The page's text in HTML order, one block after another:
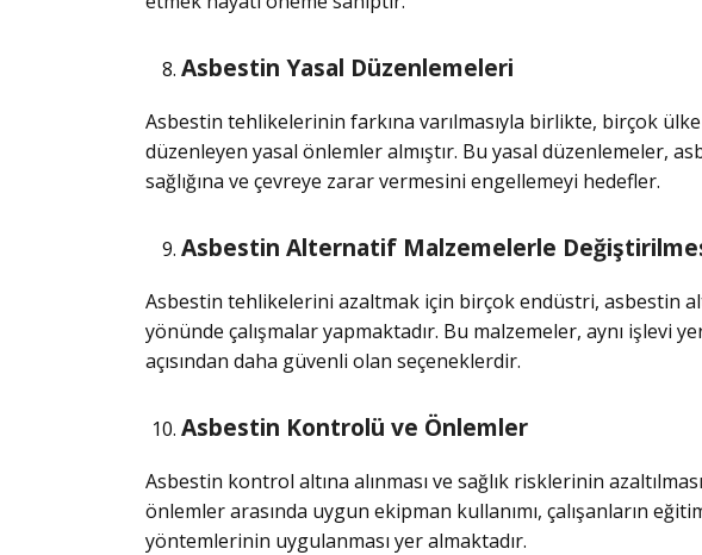
Asbestin Yasal Düzenlemeleri
Asbestin tehlikelerinin farkına varılmasıyla birlikte, birçok
düzenleyen yasal önlemler almıştır. Bu yasal düzenlemeler,
sağlığına ve çevreye zarar vermesini engellemeyi hedefler.
Asbestin Alternatif Malzemelerle
Asbestin tehlikelerini azaltmak için birçok endüstri, asbestin
yönünde çalışmalar yapmaktadır. Bu malzemeler, aynı işlevi
açısından daha güvenli olan seçeneklerdir.
Asbestin Kontrolü ve Önlemler
Asbestin kontrol altına alınması ve sağlık risklerinin
önlemler arasında uygun ekipman kullanımı, çalışanların
yöntemlerinin uygulanması yer almaktadır.